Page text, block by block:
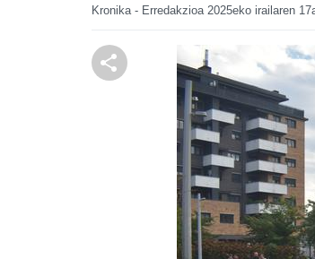
Kronika - Erredakzioa 2025eko irailaren